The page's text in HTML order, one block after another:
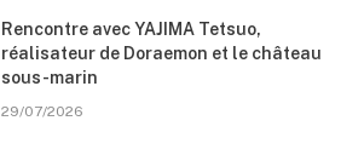
Rencontre avec YAJIMA Tetsuo,
réalisateur de Doraemon et le château
sous-marin
29/07/2026